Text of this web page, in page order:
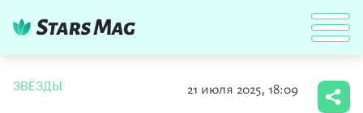
ЗВЕЗДЫ 21 июля 2025, 18:09